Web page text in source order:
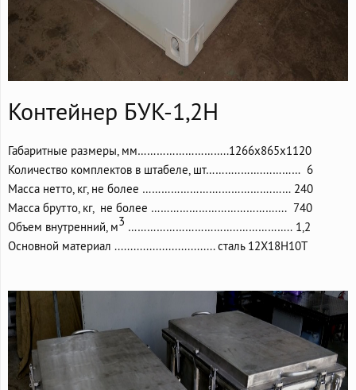
Контейнер БУК-1,2Н
Габаритные размеры, мм………………………..1266х865х1120
Количество комплектов в штабеле, шт………..……....……… 6
Масса нетто, кг, не более …………………….…………….…… 240
Масса брутто, кг, не более ………………………………….... 740
Объем внутренний, м3 ……………………………..…………….. 1,2
Основной материал ................................ сталь 12Х18Н10Т